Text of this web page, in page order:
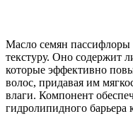
Масло семян
текстуру. Оно содержит
которые эффективно
волос, придавая им
влаги. Компонент
гидролипидного барьера